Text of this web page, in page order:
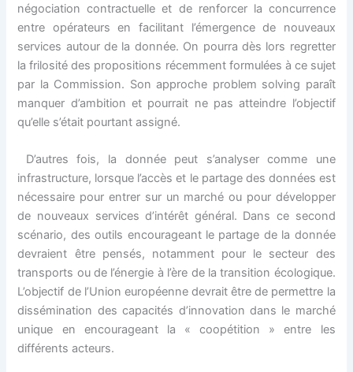
négociation contractuelle et de renforcer la concurrence
entre opérateurs en facilitant l’émergence de nouveaux
services autour de la donnée. On pourra dès lors regretter
la frilosité des propositions récemment formulées à ce sujet
par la Commission. Son approche problem solving paraît
manquer d’ambition et pourrait ne pas atteindre l’objectif
qu’elle s’était pourtant assigné.
D’autres fois, la donnée peut s’analyser comme une
infrastructure, lorsque l’accès et le partage des données est
nécessaire pour entrer sur un marché ou pour développer
de nouveaux services d’intérêt général. Dans ce second
scénario, des outils encourageant le partage de la donnée
devraient être pensés, notamment pour le secteur des
transports ou de l’énergie à l’ère de la transition écologique.
L’objectif de l’Union européenne devrait être de permettre la
dissémination des capacités d’innovation dans le marché
unique en encourageant la « coopétition » entre les
différents acteurs.